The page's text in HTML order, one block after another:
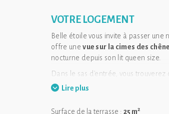
VOTRE LOGEMENT
Belle étoile vous invite à passer
offre unevue sur la cimes des
nocturne depuis son lit queen size.
Dans le sas d'entrée, vous
Une chambre confortable décorée
Lire plus
Surface de la terrasse : 25 m2